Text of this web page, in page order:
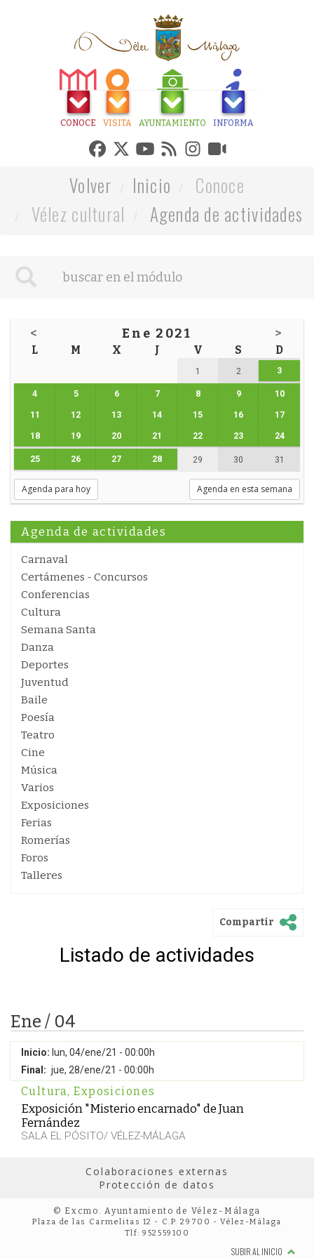
CONOCE VISITA AYUNTAMIENTO INFORMA
Volver Inicio
Conoce
Vélez cultural
Agenda de actividades
< Ene 2021 >
L M X J V S D
1 2 3
4 5 6 7 8 9 10
11 12 13 14 15 16 17
18 19 20 21 22 23 24
25 26 27 28 29 30 31
Agenda para hoy Agenda en esta semana
Agenda de actividades
Carnaval
Certámenes - Concursos
Conferencias
Cultura
Semana Santa
Danza
Deportes
Juventud
Baile
Poesía
Teatro
Cine
Música
Varios
Exposiciones
Ferias
Romerías
Foros
Talleres
Compartir
Listado de actividades
Ene / 04
Inicio: lun, 04/ene/21 - 00:00h
Final: jue, 28/ene/21 - 00:00h
Cultura, Exposiciones
Exposición "Misterio encarnado" de Juan
Fernández
SALA EL PÓSITO/ VÉLEZ-MÁLAGA
Colaboraciones externas
Protección de datos
© Excmo. Ayuntamiento de Vélez-Málaga
Plaza de las Carmelitas 12 - C.P. 29700 - Vélez-Málaga
Tlf: 952559100
SUBIR AL INICIO